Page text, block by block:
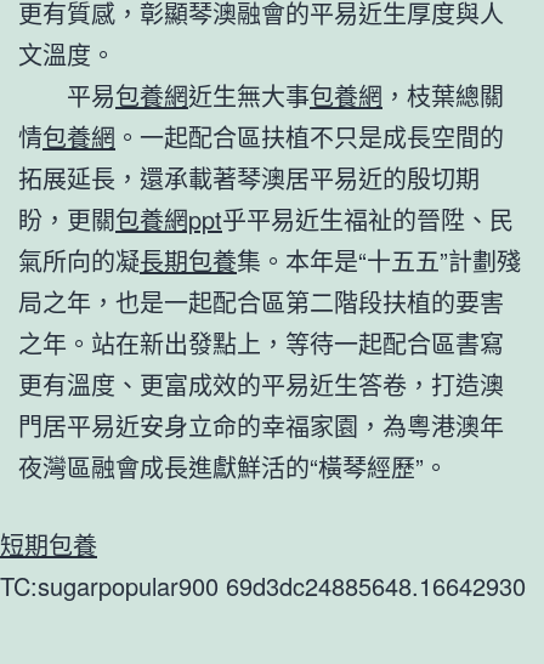
更有質感，彰顯琴澳融會的平易近生厚度與人
文溫度。
平易包養網近生無大事包養網 ，枝葉總關
情包養網 。一起配合區扶植不只是成長空間的
拓展延長，還承載著琴澳居平易近的殷切期
盼，更關包養網ppt乎平易近生福祉的晉陞、民
氣所向的凝長期包養集。本年是“十五五”計劃殘
局之年，也是一起配合區第二階段扶植的要害
之年。站在新出發點上，等待一起配合區書寫
更有溫度、更富成效的平易近生答卷，打造澳
門居平易近安身立命的幸福家園，為粵港澳年
夜灣區融會成長進獻鮮活的“橫琴經歷”。
短期包養
TC:sugarpopular900 69d3dc24885648.16642930